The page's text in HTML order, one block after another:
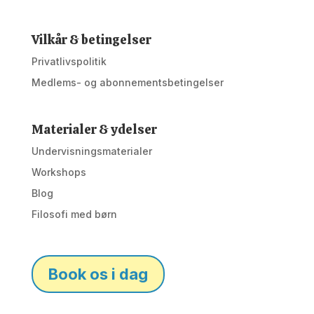
Vilkår & betingelser
Privatlivspolitik
Medlems- og abonnementsbetingelser
Materialer & ydelser
Undervisningsmaterialer
Workshops
Blog
Filosofi med børn
Book os i dag